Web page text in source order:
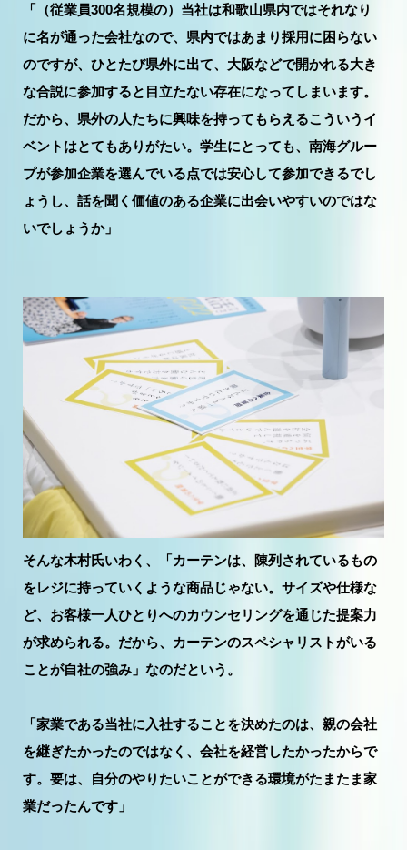
「（従業員300名規模の）当社は和歌山県内ではそれなり
に名が通った会社なので、県内ではあまり採用に困らない
のですが、ひとたび県外に出て、大阪などで開かれる大き
な合説に参加すると目立たない存在になってしまいます。
だから、県外の人たちに興味を持ってもらえるこういうイ
ベントはとてもありがたい。学生にとっても、南海グルー
プが参加企業を選んでいる点では安心して参加できるでし
ょうし、話を聞く価値のある企業に出会いやすいのではな
いでしょうか」
そんな木村氏いわく、「カーテンは、陳列されているもの
をレジに持っていくような商品じゃない。サイズや仕様な
ど、お客様一人ひとりへのカウンセリングを通じた提案力
が求められる。だから、カーテンのスペシャリストがいる
ことが自社の強み」なのだという。
「家業である当社に入社することを決めたのは、親の会社
を継ぎたかったのではなく、会社を経営したかったからで
す。要は、自分のやりたいことができる環境がたまたま家
業だったんです」